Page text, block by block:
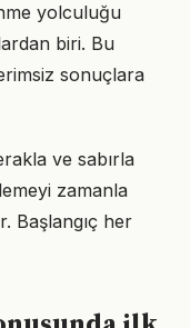
yolculuğu
biri. Bu
sonuçlara
ve sabırla
zamanla
Başlangıç her